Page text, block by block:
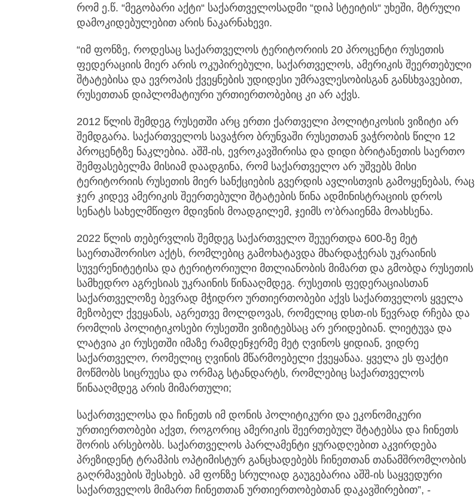
რომ ე.წ. “მეგობარი აქტი“ საქართველოსადმი “დიპ სტეიტის“ უხეში, მტრული
დამოკიდებულებით არის ნაკარნახევი.
“იმ ფონზე, როდესაც საქართველოს ტერიტორიის 20 პროცენტი რუსეთის
ფედერაციის მიერ არის ოკუპირებული, საქართველოს, ამერიკის შეერთებული
შტატებისა და ევროპის ქვეყნების უდიდესი უმრავლესობისგან განსხვავებით,
რუსეთთან დიპლომატიური ურთიერთობებიც კი არ აქვს.
2012 წლის შემდეგ რუსეთში არც ერთი ქართველი პოლიტიკოსის ვიზიტი არ
შემდგარა. საქართველოს სავაჭრო ბრუნვაში რუსეთთან ვაჭრობის წილი 12
პროცენტზე ნაკლებია. აშშ-ის, ევროკავშირისა და დიდი ბრიტანეთის საერთო
შემფასებელმა მისიამ დაადგინა, რომ საქართველო არ უშვებს მისი
ტერიტორიის რუსეთის მიერ სანქციების გვერდის ავლისთვის გამოყენებას, რაც
ჯერ კიდევ ამერიკის შეერთებული შტატების წინა ადმინისტრაციის დროს
სენატს სახელმწიფო მდივნის მოადგილემ, ჯეიმს ო’ბრაიენმა მოახსენა.
2022 წლის თებერვლის შემდეგ საქართველო შეუერთდა 600-ზე მეტ
საერთაშორისო აქტს, რომლებიც გამოხატავდა მხარდაჭერას უკრაინის
სუვერენიტეტისა და ტერიტორიული მთლიანობის მიმართ და გმობდა რუსეთის
სამხედრო აგრესიას უკრაინის წინააღმდეგ. რუსეთის ფედერაციასთან
საქართველოზე ბევრად მჭიდრო ურთიერთობები აქვს საქართველოს ყველა
მეზობელ ქვეყანას, აგრეთვე მოლდოვას, რომელიც დსთ-ის წევრად რჩება და
რომლის პოლიტიკოსები რუსეთში ვიზიტებსაც არ ერიდებიან. ლიეტუვა და
ლატვია კი რუსეთში იმაზე რამდენჯერმე მეტ ღვინოს ყიდიან, ვიდრე
საქართველო, რომელიც ღვინის მწარმოებელი ქვეყანაა. ყველა ეს ფაქტი
მოწმობს სიცრუესა და ორმაგ სტანდარტს, რომლებიც საქართველოს
წინააღმდეგ არის მიმართული;
საქართველოსა და ჩინეთს იმ დონის პოლიტიკური და ეკონომიკური
ურთიერთობები აქვთ, როგორიც ამერიკის შეერთებულ შტატებსა და ჩინეთს
შორის არსებობს. საქართველოს პარლამენტი ყურადღებით აკვირდება
პრეზიდენტ ტრამპის ოპტიმისტურ განცხადებებს ჩინეთთან თანამშრომლობის
გაღრმავების შესახებ. ამ ფონზე სრულიად გაუგებარია აშშ-ის საყვედური
საქართველოს მიმართ ჩინეთთან ურთიერთობებთან დაკავშირებით”, -